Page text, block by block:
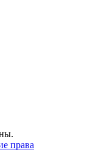
права